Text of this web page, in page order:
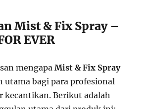
Mist & Fix Spray –
EVER
mengapaMist & Fix Spray
utama bagi para profesional
kecantikan. Berikut adalah